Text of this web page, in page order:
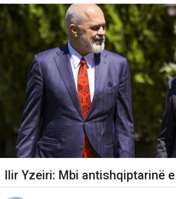
Ilir Yzeiri: Mbi antishqiptarinë